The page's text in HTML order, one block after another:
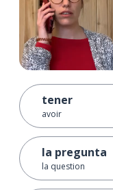
tener
avoir
la pregunta
la question